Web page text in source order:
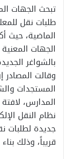
تبحث الجهات
طلبات نقل
الماضية، حيث
الجهات
بالشواغر
وقالت
المستجدات
المدارس،
نظام النقل
جديدة لطلبات
قريباً، وذلك